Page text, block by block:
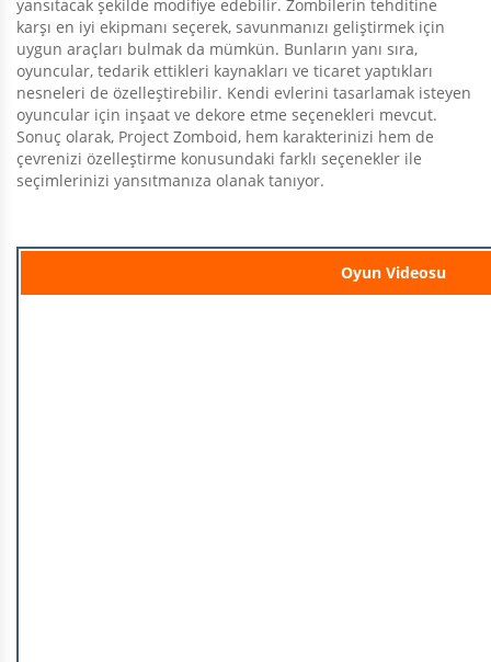
yansıtacak şekilde modifiye edebilir. Zombilerin tehditine
karşı en iyi ekipmanı seçerek, savunmanızı geliştirmek için
uygun araçları bulmak da mümkün. Bunların yanı sıra,
oyuncular, tedarik ettikleri kaynakları ve ticaret yaptıkları
nesneleri de özelleştirebilir. Kendi evlerini tasarlamak isteyen
oyuncular için inşaat ve dekore etme seçenekleri mevcut.
Sonuç olarak, Project Zomboid, hem karakterinizi hem de
çevrenizi özelleştirme konusundaki farklı seçenekler ile
seçimlerinizi yansıtmanıza olanak tanıyor.
Oyun Videosu